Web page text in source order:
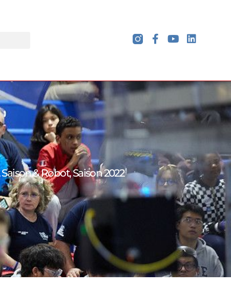
Saison & Robot,Saison 2022